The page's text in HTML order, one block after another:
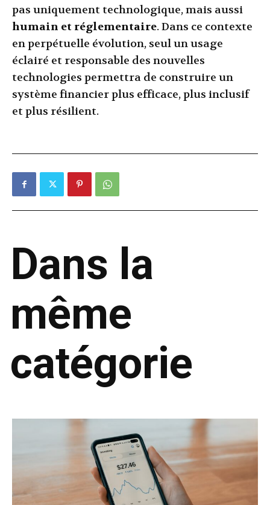
pas uniquement technologique, mais aussi
humain et réglementaire. Dans ce contexte
en perpétuelle évolution, seul un usage
éclairé et responsable des nouvelles
technologies permettra de construire un
système financier plus efficace, plus inclusif
et plus résilient.
Dans la
même
catégorie